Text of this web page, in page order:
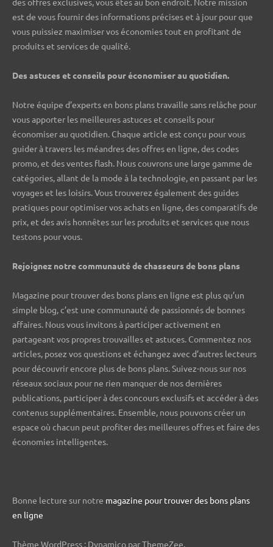
est de vous fournir des informations précises et à jour pour que
vous puissiez maximiser vos économies tout en profitant de
produits et services de qualité.
Des astuces et conseils pour économiser au quotidien.
Notre équipe d’experts en bons plans travaille sans relâche pour
vous apporter les meilleures astuces et conseils pour
économiser au quotidien. Chaque article est conçu pour vous
guider à travers les méandres des offres en ligne, des codes
promo, et des ventes flash. Nous couvrons une large gamme de
catégories, allant de la mode à la technologie, en passant par les
voyages et les loisirs. Vous trouverez également des guides
pratiques pour optimiser vos achats en ligne, des comparatifs de
prix, et des avis honnêtes sur les produits et services que nous
testons pour vous.
Rejoignez notre communauté de chasseurs de bons plans ️
Magazine pour trouver des bons plans en ligne est plus qu’un
simple blog, c’est une communauté de passionnés de bonnes
affaires. Nous vous invitons à participer activement en
partageant vos propres trouvailles et astuces. Commentez nos
articles, posez vos questions et échangez avec d’autres lecteurs
pour découvrir encore plus de bons plans. Suivez-nous sur nos
réseaux sociaux pour ne rien manquer de nos dernières
publications, participer à des concours exclusifs et accéder à des
contenus supplémentaires. Ensemble, nous pouvons créer un
espace où chacun peut profiter des meilleures offres et faire des
économies intelligentes.
Bonne lecture sur notre magazine pour trouver des bons plans
en ligne
Thème WordPress : Dynamico par ThemeZee.